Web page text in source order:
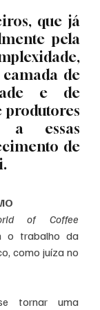
que já
pela
de
e de
produtores
a essas
de
of Coffee
o trabalho da
como juíza no
tornar uma